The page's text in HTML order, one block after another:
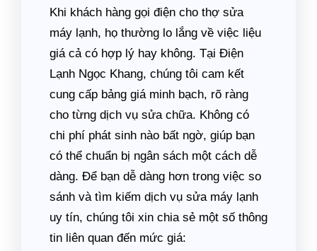
Khi khách hàng gọi điện cho thợ sửa
máy lạnh, họ thường lo lắng về việc liệu
giá cả có hợp lý hay không. Tại Điện
Lạnh Ngọc Khang, chúng tôi cam kết
cung cấp bảng giá minh bạch, rõ ràng
cho từng dịch vụ sửa chữa. Không có
chi phí phát sinh nào bất ngờ, giúp bạn
có thể chuẩn bị ngân sách một cách dễ
dàng. Để bạn dễ dàng hơn trong việc so
sánh và tìm kiếm dịch vụ sửa máy lạnh
uy tín, chúng tôi xin chia sẻ một số thông
tin liên quan đến mức giá: